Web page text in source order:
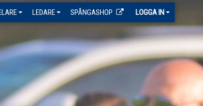
LEDARE SPÅNGASHOP LOGGA IN